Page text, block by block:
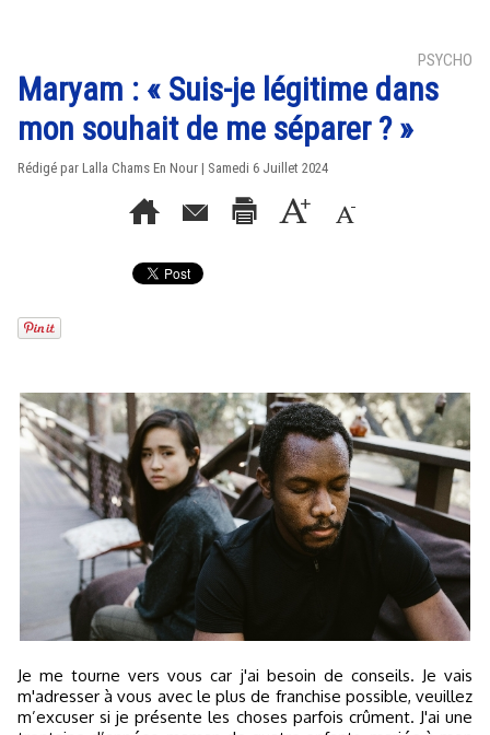
PSYCHO
Maryam : « Suis-je légitime dans
mon souhait de me séparer ? »
Rédigé par Lalla Chams En Nour | Samedi 6 Juillet 2024
Je me tourne vers vous car j'ai besoin de conseils. Je vais
m'adresser à vous avec le plus de franchise possible, veuillez
m’excuser si je présente les choses parfois crûment. J'ai une